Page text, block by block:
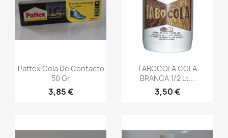
Pattex Cola De Contacto
50 Gr
3,85 €
TABOCOLA COLA
BRANCA 1/2 Lt...
3,50 €